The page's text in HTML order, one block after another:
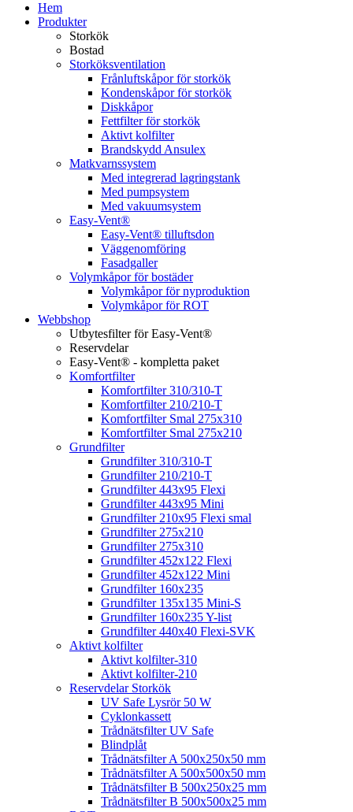
Hem
Produkter
Storkök
Bostad
Storköksventilation
Frånluftskåpor för storkök
Kondenskåpor för storkök
Diskkåpor
Fettfilter för storkök
Aktivt kolfilter
Brandskydd Ansulex
Matkvarnssystem
Med integrerad lagringstank
Med pumpsystem
Med vakuumsystem
Easy-Vent®
Easy-Vent® tilluftsdon
Väggenomföring
Fasadgaller
Volymkåpor för bostäder
Volymkåpor för nyproduktion
Volymkåpor för ROT
Webbshop
Utbytesfilter för Easy-Vent®
Reservdelar
Easy-Vent® - kompletta paket
Komfortfilter
Komfortfilter 310/310-T
Komfortfilter 210/210-T
Komfortfilter Smal 275x310
Komfortfilter Smal 275x210
Grundfilter
Grundfilter 310/310-T
Grundfilter 210/210-T
Grundfilter 443x95 Flexi
Grundfilter 443x95 Mini
Grundfilter 210x95 Flexi smal
Grundfilter 275x210
Grundfilter 275x310
Grundfilter 452x122 Flexi
Grundfilter 452x122 Mini
Grundfilter 160x235
Grundfilter 135x135 Mini-S
Grundfilter 160x235 Y-list
Grundfilter 440x40 Flexi-SVK
Aktivt kolfilter
Aktivt kolfilter-310
Aktivt kolfilter-210
Reservdelar Storkök
UV Safe Lysrör 50 W
Cyklonkassett
Trådnätsfilter UV Safe
Blindplåt
Trådnätsfilter A 500x250x50 mm
Trådnätsfilter A 500x500x50 mm
Trådnätsfilter B 500x250x25 mm
Trådnätsfilter B 500x500x25 mm